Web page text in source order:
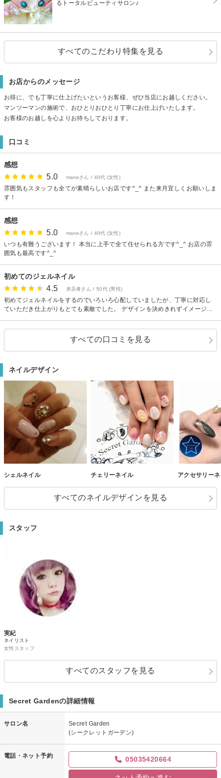
るトータルビューティサロン♪
すべてのこだわり特集を見る
お店からのメッセージ
お得に、でも丁寧に仕上げたいというお客様、ぜひ当店にお越しください。
マンツーマンの施術で、おひとりおひとり丁寧にお仕上げいたします。
お客様のお越しを心よりお待ちしております。
口コミ
感想
5.0 marieさん / 40代 (女性)
雰囲気もスタッフも全てが素晴らしいお店です^_^ また来月宜しくお願いしま
す！
感想
5.0 marieさん / 40代 (女性)
いつも有難うございます！ 本当に上手で全て任せられる方です^_^ お店の雰
囲気も最高です^_^
初めてのジェルネイル
4.5 来店者さん / 50代 (男性)
初めてジェルネイルをするのでいろいろ心配していましたが、丁寧に対応し
ていただき仕上がりもとても素敵でした。 デザインを決めきれずイメージだ
すべての口コミを見る
ネイルデザイン
シェルネイル チェリーネイル アクセサリー
すべてのネイルデザインを見る
スタッフ
実紀
ネイリスト
女性スタッフ
すべてのスタッフを見る
Secret Gardenの詳細情報
サロン名
Secret Garden
(シークレットガーデン)
電話・ネット予約 05035420664